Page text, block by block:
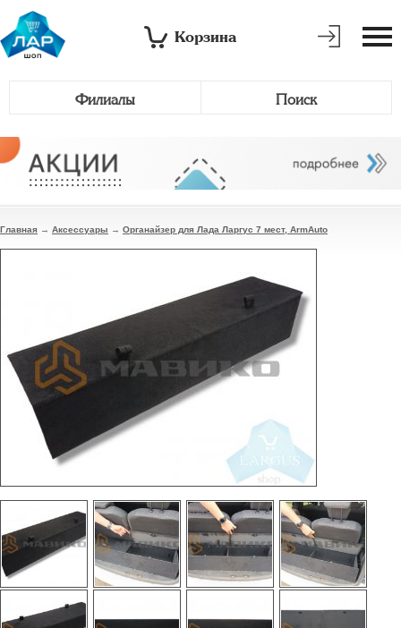
Корзина
Филиалы Поиск
Главная → Аксессуары → Органайзер для Лада Ларгус 7 мест, ArmAuto